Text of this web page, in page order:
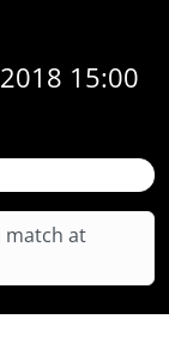
15:00
match at